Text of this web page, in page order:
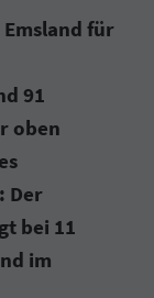
für
91
oben
Der
bei 11
im